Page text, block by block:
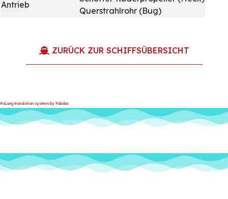
Antrieb
Querstrahlrohr (Bug)
ZURÜCK ZUR SCHIFFSÜBERSICHT
FaLang translation system by Faboba